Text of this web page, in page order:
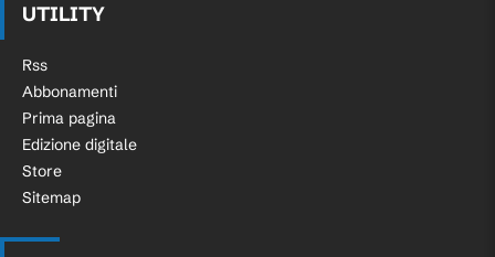
UTILITY
Rss
Abbonamenti
Prima pagina
Edizione digitale
Store
Sitemap